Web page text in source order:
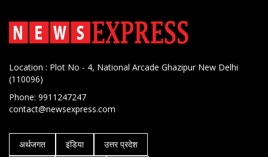
Location : Plot No - 4, National Arcade Ghazipur New Delhi
(110096)
Phone: 9911247247
contact@newsexpress.com
अर्थजगत इंडिया उत्तर प्रदेश